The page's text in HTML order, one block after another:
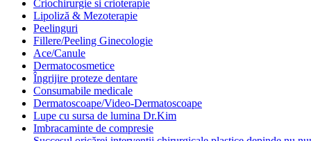
Criochirurgie si crioterapie
Lipoliză & Mezoterapie
Peelinguri
Fillere/Peeling Ginecologie
Ace/Canule
Dermatocosmetice
Îngrijire proteze dentare
Consumabile medicale
Dermatoscoape/Video-Dermatoscoape
Lupe cu sursa de lumina Dr.Kim
Imbracaminte de compresie